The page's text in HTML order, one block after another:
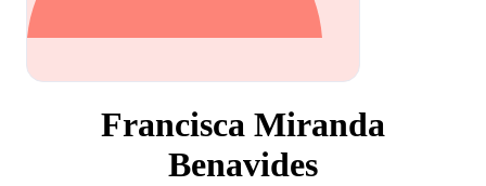
Francisca Miranda
Benavides